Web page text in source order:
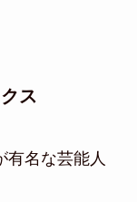
ス
有名な芸能人